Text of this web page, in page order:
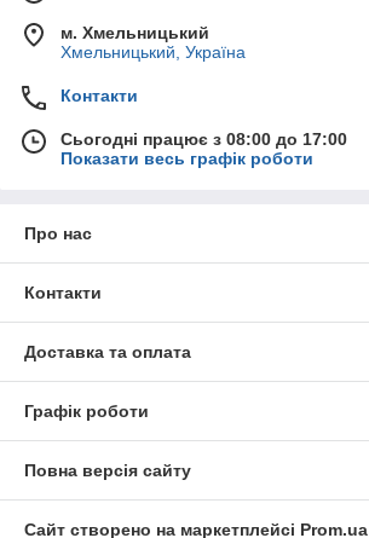
м. Хмельницький
Хмельницький, Україна
Контакти
Сьогодні працює з 08:00 до 17:00
Показати весь графік роботи
Про нас
Контакти
Доставка та оплата
Графік роботи
Повна версія сайту
Сайт створено на маркетплейсі Prom.ua